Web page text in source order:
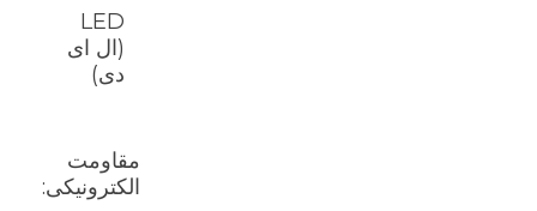
LED
(ال ای
دی)
مقاومت
الکترونیکی: